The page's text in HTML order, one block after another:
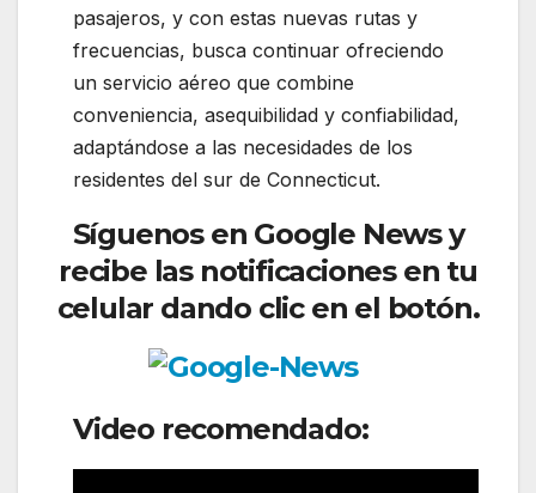
pasajeros, y con estas nuevas rutas y
frecuencias, busca continuar ofreciendo
un servicio aéreo que combine
conveniencia, asequibilidad y confiabilidad,
adaptándose a las necesidades de los
residentes del sur de Connecticut.
Síguenos en Google News y
recibe las notificaciones en tu
celular dando clic en el botón.
Video recomendado: